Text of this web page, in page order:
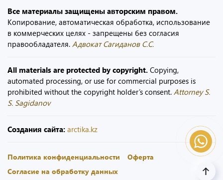
Все материалы защищены авторским правом.
Копирование, автоматическая обработка, использование
в коммерческих целях - запрещены без согласия
правообладателя. Адвокат Сагиданов С.С.
All materials are protected by copyright. Copying,
automated processing, or use for commercial purposes is
prohibited without the copyright holder’s consent. Attorney S.
S. Sagidanov
Создания сайта: arctika.kz
Политика конфиденциальности
Оферта
Согласие на обработку данных